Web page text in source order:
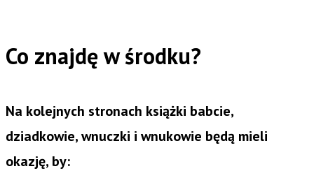
Co znajdę w środku?
Na kolejnych stronach książki babcie,
dziadkowie, wnuczki i wnukowie będą mieli
okazję, by: